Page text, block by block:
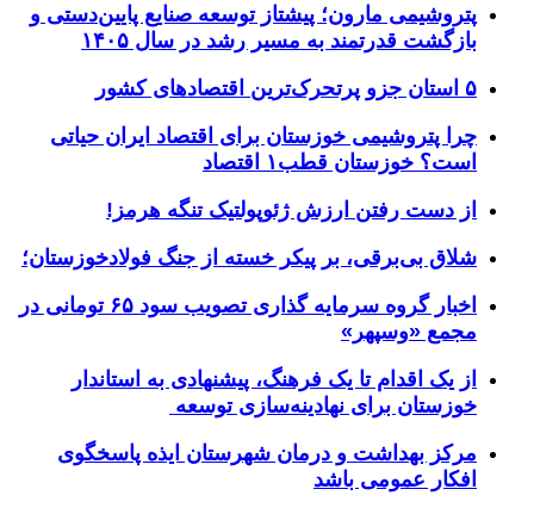
پتروشیمی مارون؛ پیشتاز توسعه صنایع پایین‌دستی و
بازگشت قدرتمند به مسیر رشد در سال ۱۴۰۵
۵ استان جزو پرتحرک‌ترین اقتصاد‌های کشور
چرا پتروشیمی خوزستان برای اقتصاد ایران حیاتی
است؟ خوزستان قطب۱ اقتصاد
از دست رفتن ارزش ژئوپولتیک تنگه هرمز!
شلاق‌ بی‌برقی، بر پیکر خسته‌ از جنگ فولادخوزستان؛
اخبار گروه سرمایه گذاری تصویب سود ۶۵ تومانی در
مجمع «وسپهر»
از یک اقدام تا یک فرهنگ، پیشنهادی به استاندار
خوزستان برای نهادینه‌سازی توسعه
مرکز بهداشت و درمان شهرستان ایذه پاسخگوی
افکار عمومی باشد